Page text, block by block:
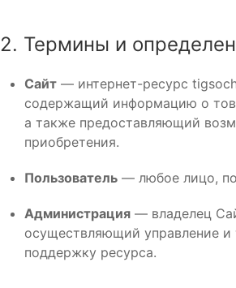
2. Термины и
Сайт — интернет-ресурс
содержащий информацию о
а также предоставляющий
приобретения.
Пользователь — любое лицо,
Администрация — владелец
осуществляющий управление и
поддержку ресурса.